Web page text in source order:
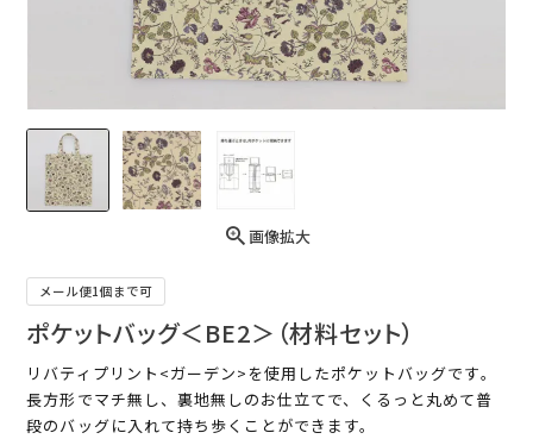
画像拡大
メール便1個まで可
ポケットバッグ＜BE2＞（材料セット）
リバティプリント<ガーデン>を使用したポケットバッグです。
長方形でマチ無し、裏地無しのお仕立てで、くるっと丸めて普
段のバッグに入れて持ち歩くことができます。